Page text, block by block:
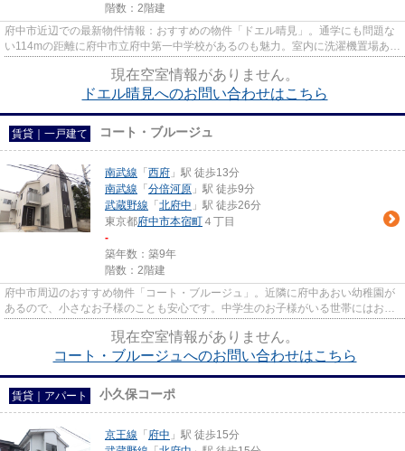
階数：2階建
府中市近辺での最新物件情報：おすすめの物件「ドエル晴見」。通学にも問題な
い114mの距離に府中市立府中第一中学校があるのも魅力。室内に洗濯機置場あ
現在空室情報がありません。
ドエル晴見へのお問い合わせはこちら
賃貸｜一戸建て コート・ブルージュ
南武線 「 西府 」駅 徒歩13分
南武線 「 分倍河原 」駅 徒歩9分
武蔵野線 「 北府中 」駅 徒歩26分
東京都府中市本宿町 ４丁目
-
築年数：築9年
階数：2階建
府中市周辺のおすすめ物件「コート・ブルージュ」。近隣に府中あおい幼稚園が
あるので、小さなお子様のことも安心です。中学生のお子様がいる世帯にはおす
現在空室情報がありません。
コート・ブルージュへのお問い合わせはこちら
賃貸｜アパート 小久保コーポ
京王線 「 府中 」駅 徒歩15分